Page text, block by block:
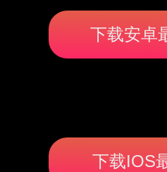
下载安卓
下载IOS